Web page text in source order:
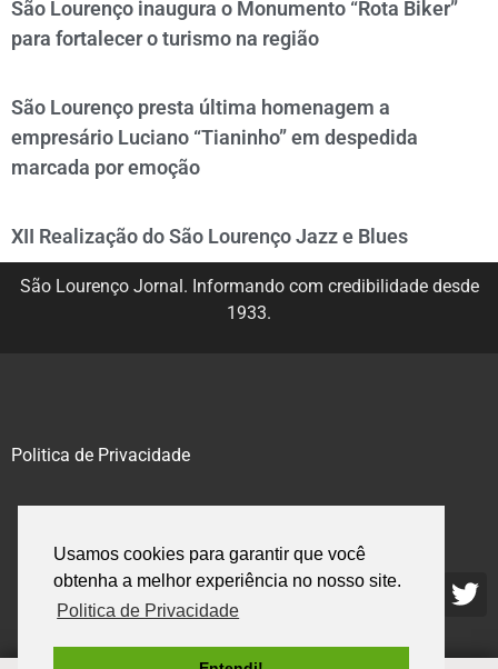
Usamos cookies para garantir que você
obtenha a melhor experiência no nosso site.
Politica de Privacidade
São Lourenço inaugura o Monumento “Rota Biker”
para fortalecer o turismo na região
São Lourenço presta última homenagem a
empresário Luciano “Tianinho” em despedida
marcada por emoção
XII Realização do São Lourenço Jazz e Blues
São Lourenço Jornal. Informando com credibilidade desde
1933.
Politica de Privacidade